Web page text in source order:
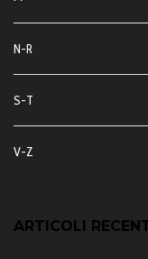
N-R
S-T
V-Z
ARTICOLI